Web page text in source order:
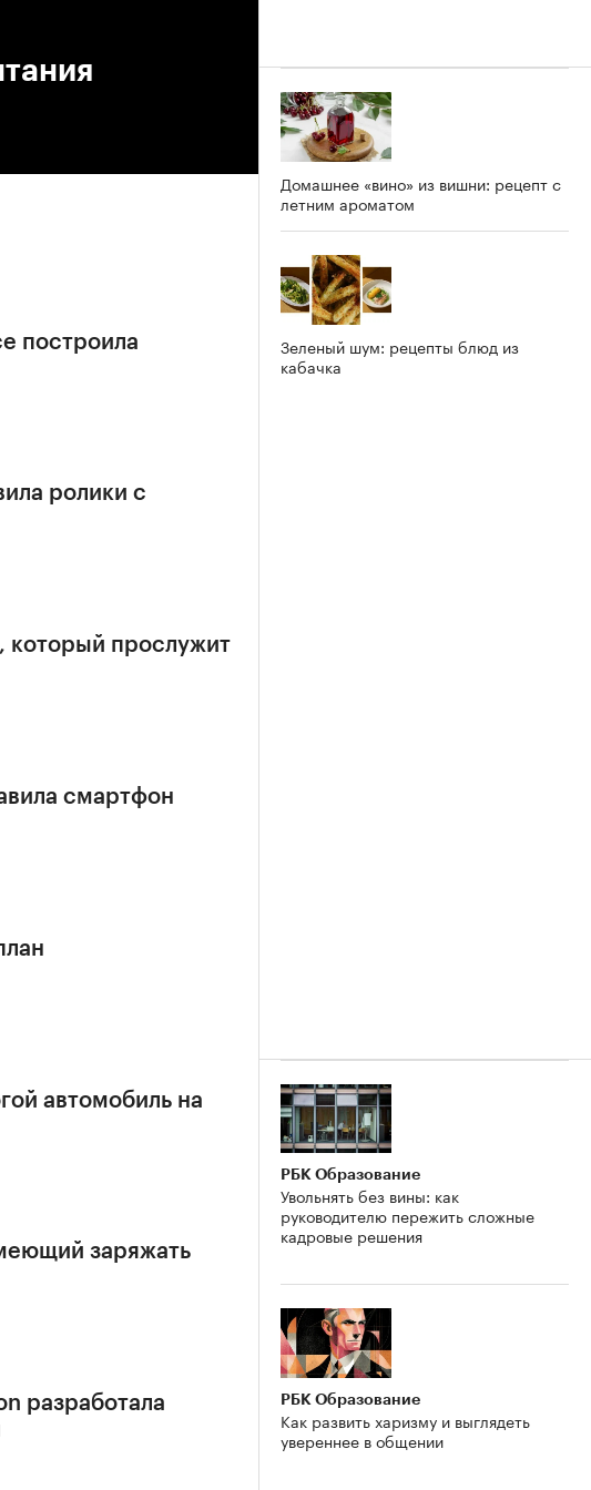
построила
ролики с
который прослужит
смартфон
автомобиль на
заряжать
разработала
Домашнее «вино» из вишни: рецепт с
летним ароматом
Зеленый шум: рецепты блюд из
кабачка
РБК Образование
Увольнять без вины: как
руководителю пережить сложные
кадровые решения
РБК Образование
Как развить харизму и выглядеть
увереннее в общении